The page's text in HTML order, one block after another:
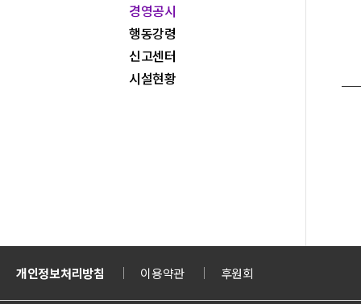
경영공시
행동강령
신고센터
시설현황
개인정보처리방침 이용약관 후원회
켓 의정부도시교육재단 의정부도시공사